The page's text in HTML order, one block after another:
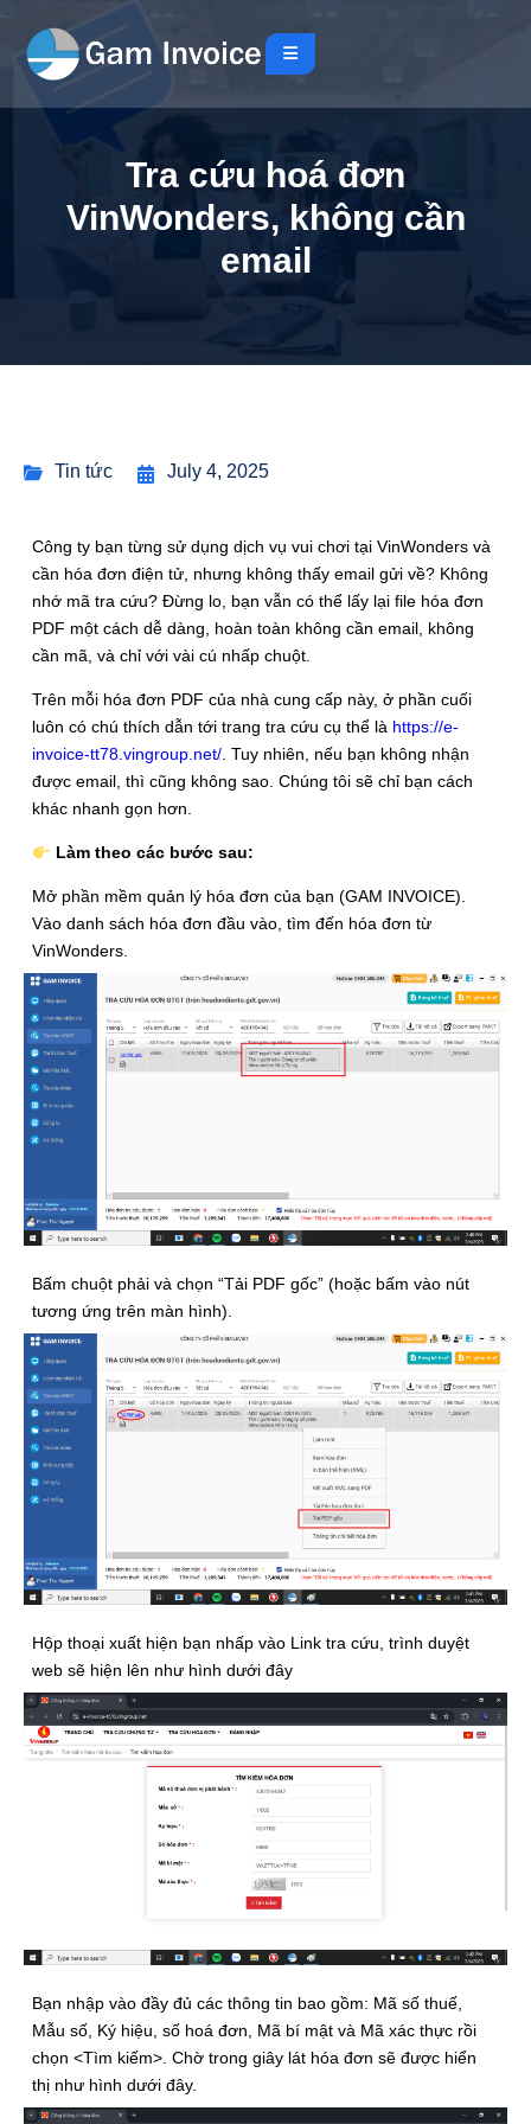
Tra cứu hoá đơn
VinWonders, không cần
email
Tin tức July 4, 2025
Công ty bạn từng sử dụng dịch vụ vui chơi tại VinWonders và
cần hóa đơn điện tử, nhưng không thấy email gửi về? Không
nhớ mã tra cứu? Đừng lo, bạn vẫn có thể lấy lại file hóa đơn
PDF một cách dễ dàng, hoàn toàn không cần email, không
cần mã, và chỉ với vài cú nhấp chuột.
Trên mỗi hóa đơn PDF của nhà cung cấp này, ở phần cuối
luôn có chú thích dẫn tới trang tra cứu cụ thể là https://e-
invoice-tt78.vingroup.net/ . Tuy nhiên, nếu bạn không nhận
được email, thì cũng không sao. Chúng tôi sẽ chỉ bạn cách
khác nhanh gọn hơn.
Làm theo các bước sau:
Mở phần mềm quản lý hóa đơn của bạn (GAM INVOICE).
Vào danh sách hóa đơn đầu vào, tìm đến hóa đơn từ
VinWonders.
Bấm chuột phải và chọn “Tải PDF gốc” (hoặc bấm vào nút
tương ứng trên màn hình).
Hộp thoại xuất hiện bạn nhấp vào Link tra cứu, trình duyệt
web sẽ hiện lên như hình dưới đây
Bạn nhập vào đầy đủ các thông tin bao gồm: Mã số thuế,
Mẫu số, Ký hiệu, số hoá đơn, Mã bí mật và Mã xác thực rồi
chọn <Tìm kiếm>. Chờ trong giây lát hóa đơn sẽ được hiển
thị như hình dưới đây.